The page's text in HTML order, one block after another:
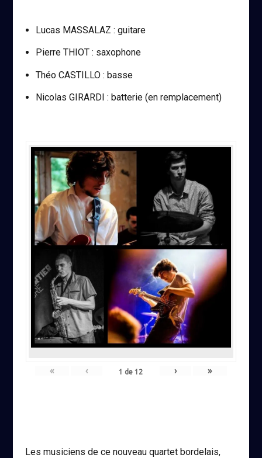
Lucas MASSALAZ : guitare
Pierre THIOT : saxophone
Théo CASTILLO : basse
Nicolas GIRARDI : batterie (en remplacement)
« ‹ 1 de12 › »
Les musiciens de ce nouveau quartet bordelais,